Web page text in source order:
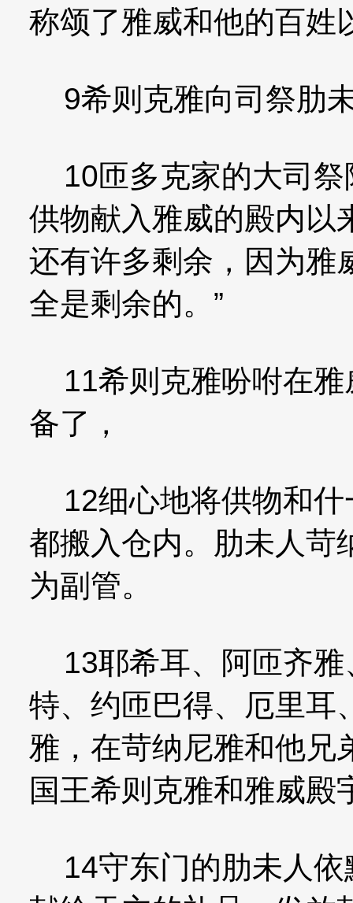
称颂了雅威和他的百姓
9希则克雅向司祭肋
10匝多克家的大司祭
供物献入雅威的殿内以
还有许多剩余，因为雅
全是剩余的。”
11希则克雅吩咐在雅
备了，
12细心地将供物和什
都搬入仓内。肋未人苛
为副管。
13耶希耳、阿匝齐雅
特、约匝巴得、厄里耳
雅，在苛纳尼雅和他兄
国王希则克雅和雅威殿
14守东门的肋未人依